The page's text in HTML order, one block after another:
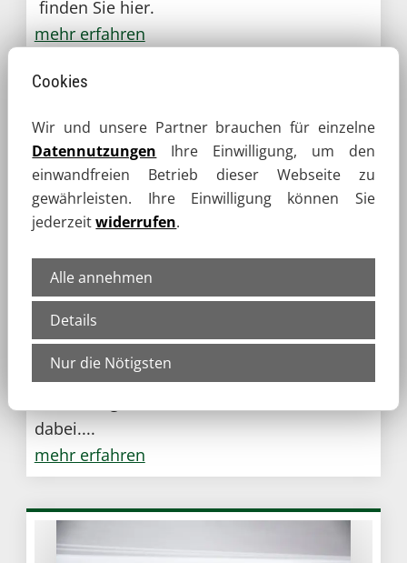
finden Sie hier.
mehr erfahren
Montag, 13.04.2026
Öffentlichkeitsarbeit
dabei....
mehr erfahren
Cookies
Wir und unsere Partner brauchen für einzelne
Datennutzungen Ihre Einwilligung, um den
einwandfreien Betrieb dieser Webseite zu
gewährleisten. Ihre Einwilligung können Sie
jederzeitwiderrufen.
Alle annehmen
Details
Nur die Nötigsten